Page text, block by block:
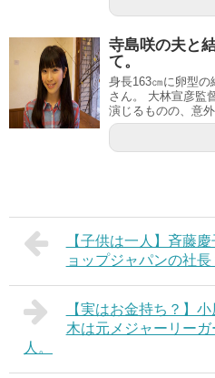
寺島咲の夫と
て。
身長163㎝に卵型
さん。 大林宣彦監
演じるものの、意
【子供は一人】斉藤
ョップジャパンの社長
【実はお金持ち？】
木は元メジャーリー
人。